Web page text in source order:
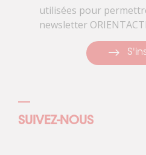
utilisées pour
newsletter
SUIVEZ-NOUS